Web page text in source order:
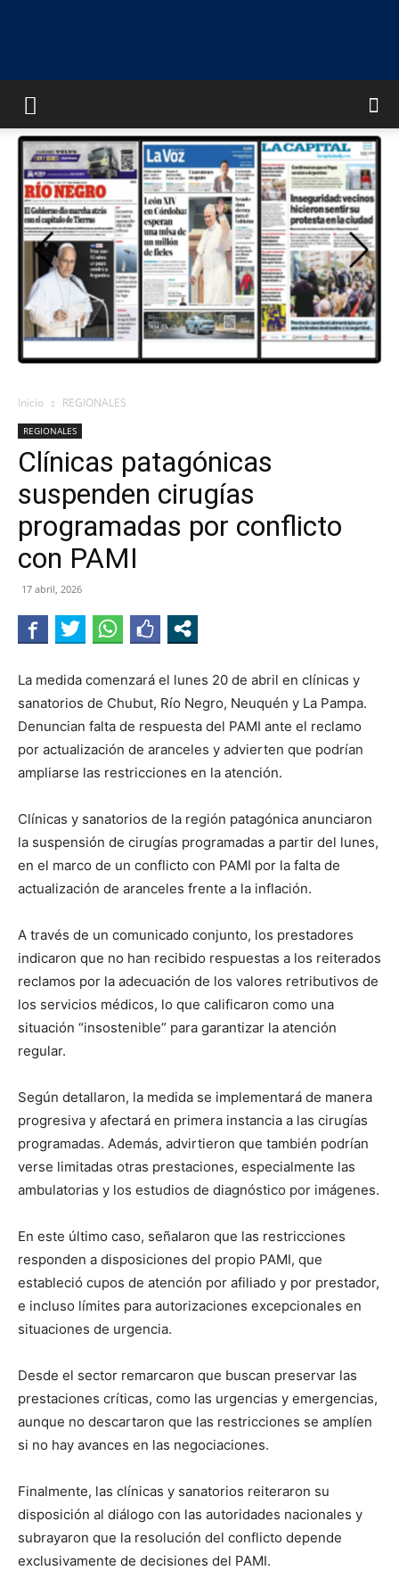
UNIVERSO
MULTIMEDIA
Inicio REGIONALES
REGIONALES
Clínicas patagónicas
suspenden cirugías
programadas por conflicto
con PAMI
17 abril, 2026
La medida comenzará el lunes 20 de abril en clínicas y
sanatorios de Chubut, Río Negro, Neuquén y La Pampa.
Denuncian falta de respuesta del PAMI ante el reclamo
por actualización de aranceles y advierten que podrían
ampliarse las restricciones en la atención.
Clínicas y sanatorios de la región patagónica anunciaron
la suspensión de cirugías programadas a partir del lunes,
en el marco de un conflicto con PAMI por la falta de
actualización de aranceles frente a la inflación.
A través de un comunicado conjunto, los prestadores
indicaron que no han recibido respuestas a los reiterados
reclamos por la adecuación de los valores retributivos de
los servicios médicos, lo que calificaron como una
situación “insostenible” para garantizar la atención
regular.
Según detallaron, la medida se implementará de manera
progresiva y afectará en primera instancia a las cirugías
programadas. Además, advirtieron que también podrían
verse limitadas otras prestaciones, especialmente las
ambulatorias y los estudios de diagnóstico por imágenes.
En este último caso, señalaron que las restricciones
responden a disposiciones del propio PAMI, que
estableció cupos de atención por afiliado y por prestador,
e incluso límites para autorizaciones excepcionales en
situaciones de urgencia.
Desde el sector remarcaron que buscan preservar las
prestaciones críticas, como las urgencias y emergencias,
aunque no descartaron que las restricciones se amplíen
si no hay avances en las negociaciones.
Finalmente, las clínicas y sanatorios reiteraron su
disposición al diálogo con las autoridades nacionales y
subrayaron que la resolución del conflicto depende
exclusivamente de decisiones del PAMI.